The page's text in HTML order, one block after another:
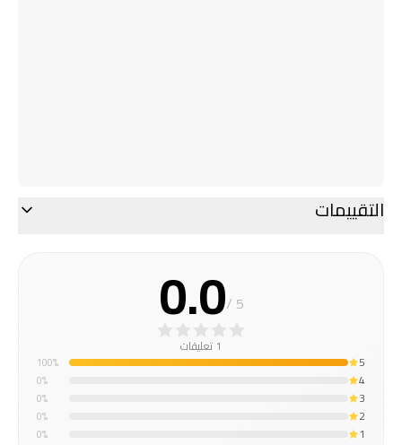
التقييمات
0.0/ 5
1 تعليقات
5
100%
4
0%
3
0%
2
0%
1
0%